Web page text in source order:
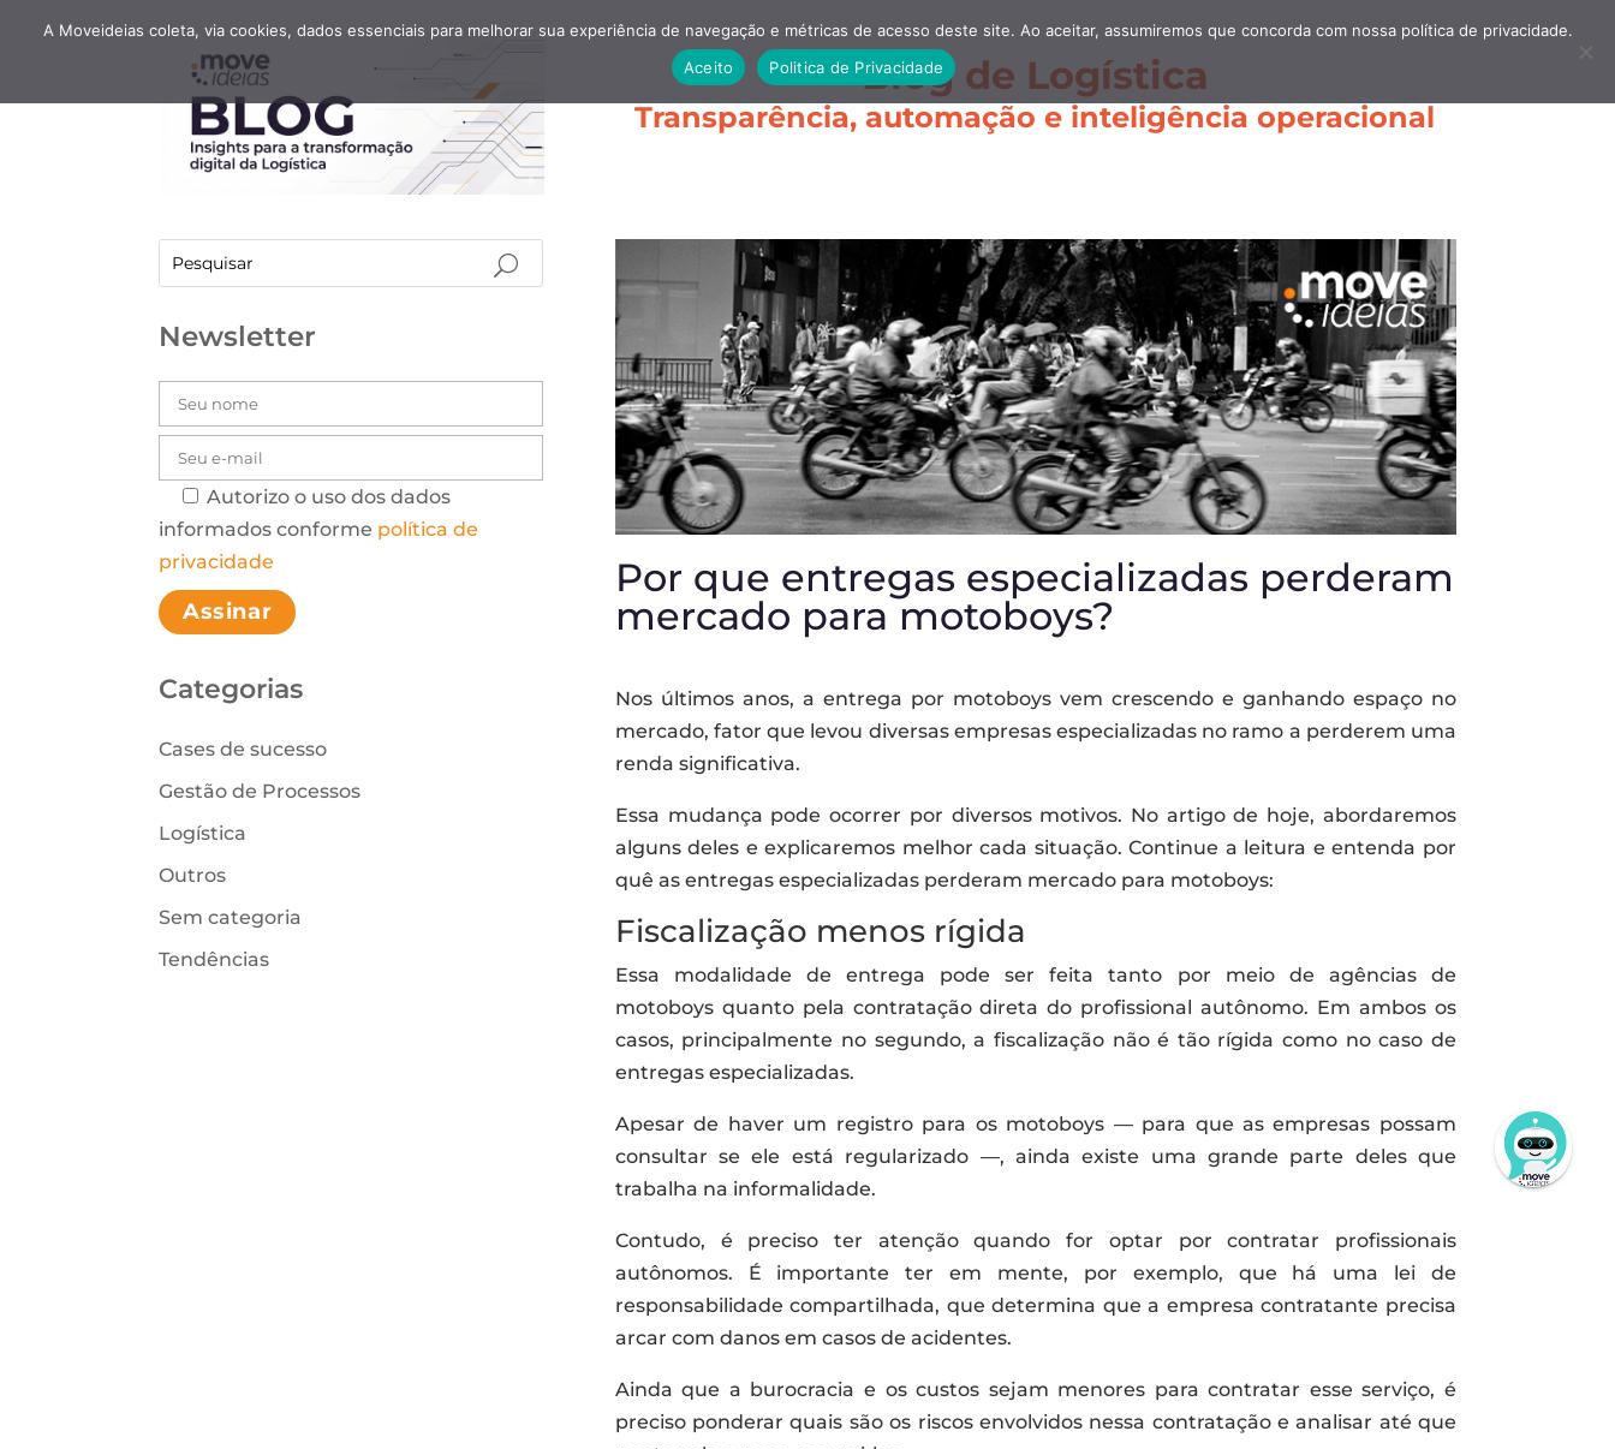
Blog de Logística
Transparência, automação e inteligência operacional
Newsletter
Autorizo o uso dos dados
informados conforme política de
privacidadePlease leave this field empty.
Categorias
Cases de sucesso
Gestão de Processos
Logística
Outros
Sem categoria
Tendências
Por que entregas especializadas perderam
mercado para motoboys?
Nos últimos anos, a entrega por motoboys vem crescendo e ganhando espaço no
mercado, fator que levou diversas empresas especializadas no ramo a perderem uma
renda significativa.
Essa mudança pode ocorrer por diversos motivos. No artigo de hoje, abordaremos
alguns deles e explicaremos melhor cada situação. Continue a leitura e entenda por
quê as entregas especializadas perderam mercado para motoboys:
Fiscalização menos rígida
Essa modalidade de entrega pode ser feita tanto por meio de agências de
motoboys quanto pela contratação direta do profissional autônomo. Em ambos os
casos, principalmente no segundo, a fiscalização não é tão rígida como no caso de
entregas especializadas.
Apesar de haver um registro para os motoboys — para que as empresas possam
consultar se ele está regularizado —, ainda existe uma grande parte deles que
trabalha na informalidade.
Contudo, é preciso ter atenção quando for optar por contratar profissionais
autônomos. É importante ter em mente, por exemplo, que há uma lei de
responsabilidade compartilhada, que determina que a empresa contratante precisa
arcar com danos em casos de acidentes.
Ainda que a burocracia e os custos sejam menores para contratar esse serviço, é
preciso ponderar quais são os riscos envolvidos nessa contratação e analisar até que
A Moveideias coleta, via cookies, dados essenciais para melhorar sua experiência de navegação e métricas de acesso deste site. Ao aceitar, assumiremos que concorda com nossa política de privacidade.
Aceito
Politica de Privacidade
Posso ajudar?